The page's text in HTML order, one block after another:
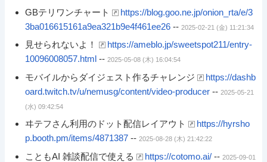
GBテリワンチャート
https://blog.goo.ne.jp/onion_rta/e/3
3ba016615161a9ea321b9e4f461ee26 -- 2025-02-21 (金) 11:21:34
見せられないよ！
https://ameblo.jp/sweetspot211/entry-
10096008057.html -- 2025-05-08 (木) 16:04:54
モバイルからダイジェスト作るチャレンジ
https://dashb
oard.twitch.tv/u/nemusg/content/video-producer -- 2025-05-21
(水) 09:42:54
ヰテフさん利用のドット配信レイアウト
https://hyrsho
p.booth.pm/items/4871387 -- 2025-08-28 (木) 21:42:22
こともAI 雑談配信で使える https://cotomo.ai/ -- 2025-09-01